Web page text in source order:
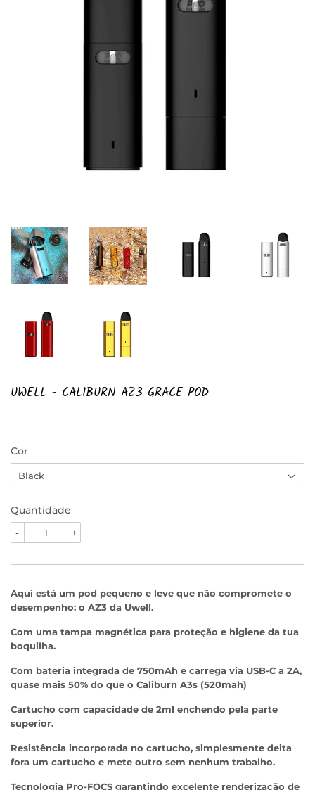
UWELL - CALIBURN AZ3 GRACE POD
Cor
Quantidade
+
-
Aqui está um pod pequeno e leve que não compromete o
desempenho: o AZ3 da Uwell.
Com uma tampa magnética para proteção e higiene da tua
boquilha.
Com bateria integrada de 750mAh e carrega via USB-C a 2A,
quase mais 50% do que o Caliburn A3s (520mah)
Cartucho com capacidade de 2ml enchendo pela parte
superior.
Resistência incorporada no cartucho, simplesmente deita
fora um cartucho e mete outro sem nenhum trabalho.
Tecnologia Pro-FOCS garantindo excelente renderização de